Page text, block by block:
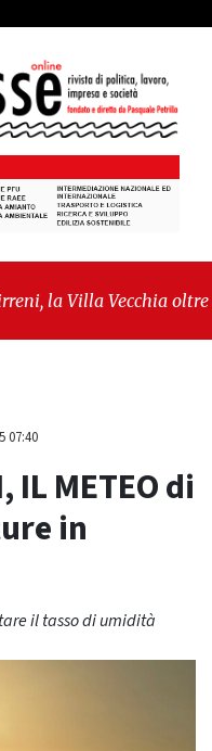
la Villa Vecchia oltre i
07:40
IL METEO di
in
il tasso di umidità